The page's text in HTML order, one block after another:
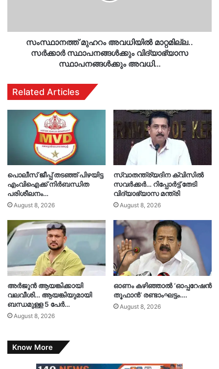
അവധി…
സംസ്ഥാനത്ത് മുഹറം അവധിയിൽ മാറ്റമില്ല..
സർക്കാർ സ്ഥാപനങ്ങൾക്കും വിദ്യാഭ്യാസ
സ്ഥാപനങ്ങൾക്കും അവധി…
Related Articles
പൊലീസ് ജീപ്പ് തടഞ്ഞ് പിഴയിട്ട
എംവിഐക്ക് നിർബന്ധിത
പരിശീലനം…
August 8, 2026
സ്വാതന്ത്ര്യദിന ക്വിസിൽ
സവർക്കർ… റിപ്പോർട്ട് തേടി
വിദ്യാഭ്യാസ മന്ത്രി
August 8, 2026
അർജുൻ ആയങ്കിക്കായി
വലവീശി… ആയങ്കിയുമായി
ബന്ധമുള്ള 5 പേർ…
August 8, 2026
ഓണം കഴിഞ്ഞാൽ ‘ഓപ്പറേഷൻ
തൂഫാൻ’ രണ്ടാംഘട്ടം….
August 8, 2026
Know More